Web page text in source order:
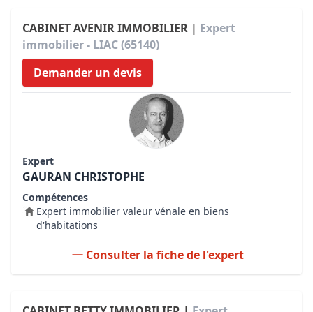
CABINET AVENIR IMMOBILIER | Expert
immobilier - LIAC (65140)
Demander un devis
Expert
GAURAN CHRISTOPHE
Compétences
Expert immobilier valeur vénale en biens
d'habitations
Consulter la fiche de l'expert